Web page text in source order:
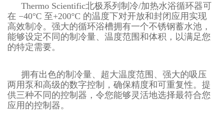
Thermo Scientific北极系列制冷/加热水浴循环器可
在 −40°C 至+200°C 的温度下对开放和封闭应用实现
高效制冷。强大的循环浴槽拥有一个不锈钢蓄水池，
能够设定不同的制冷量、温度范围和体积，以满足您
的特定需要。
拥有出色的制冷量、超大温度范围、强大的吸压
两用泵和高级的数字控制，确保精度和可重复性。提
供三种不同的控制器，令您能够灵活地选择最符合您
应用的控制器。